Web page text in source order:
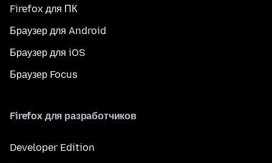
Firefox для ПК
Браузер для Android
Браузер для iOS
Браузер Focus
Firefox для разработчиков
Developer Edition